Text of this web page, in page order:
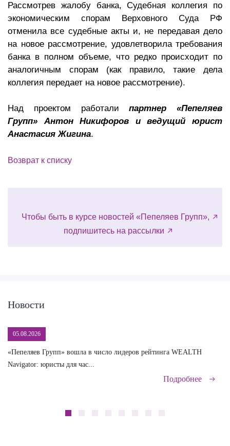
Рассмотрев жалобу банка, Судебная коллегия по
экономическим спорам Верховного Суда РФ
отменила все судебные акты и, не передавая дело
на новое рассмотрение, удовлетворила требования
банка в полном объеме, что редко происходит по
аналогичным спорам (как правило, такие дела
коллегия передает на новое рассмотрение).
Над проектом работалипартнер «Пепеляев
Групп» Антон Никифоров и ведущий юрист
Анастасия Жигина.
Возврат к списку
Чтобы быть в курсе новостей «Пепеляев Групп»,
подпишитесь на рассылки
Новости
05.08.2026
«Пепеляев Групп» вошла в число лидеров рейтинга WEALTH
Navigator: юристы для час...
Подробнее